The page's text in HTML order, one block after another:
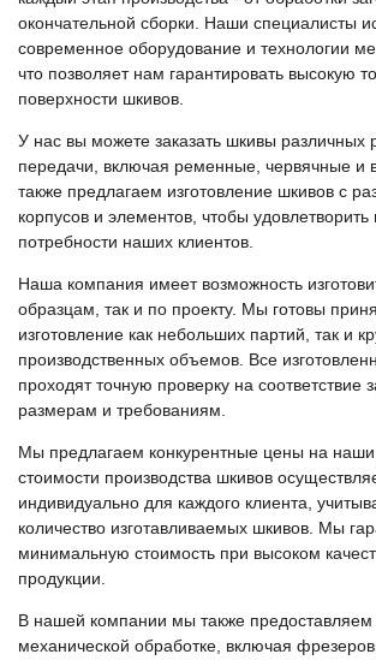
окончательной сборки. Наши специалисты
современное оборудование и технологии
что позволяет нам гарантировать высокую
поверхности шкивов.
У нас вы можете заказать шкивы различных
передачи, включая ременные, червячные и
также предлагаем изготовление шкивов с
корпусов и элементов, чтобы удовлетворить
потребности наших клиентов.
Наша компания имеет возможность
образцам, так и по проекту. Мы готовы
изготовление как небольших партий, так и
производственных объемов. Все
проходят точную проверку на соответствие
размерам и требованиям.
Мы предлагаем конкурентные цены на наши
стоимости производства шкивов
индивидуально для каждого клиента,
количество изготавливаемых шкивов. Мы
минимальную стоимость при высоком
продукции.
В нашей компании мы также предоставляем
механической обработке, включая